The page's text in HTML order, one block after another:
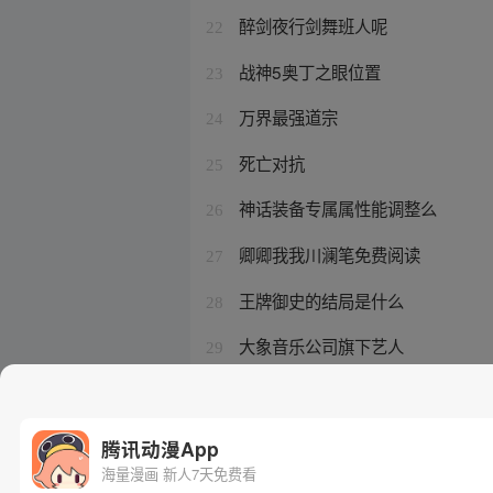
22 醉剑夜行剑舞班人呢
23 战神5奥丁之眼位置
24 万界最强道宗
25 死亡对抗
26 神话装备专属属性能调整么
27 卿卿我我川澜笔免费阅读
28 王牌御史的结局是什么
29 大象音乐公司旗下艺人
腾讯动漫App
海量漫画 新人7天免费看